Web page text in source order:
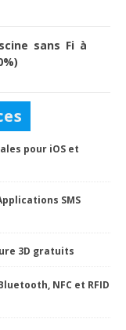
sans Fi à
pour iOS et
SMS
3D gratuits
NFC et RFID